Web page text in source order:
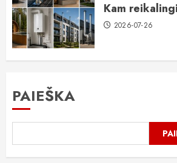
Kam
2026-07-26
PAIEŠKA